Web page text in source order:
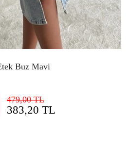
Buz Mavi
479,00 TL
383,20 TL